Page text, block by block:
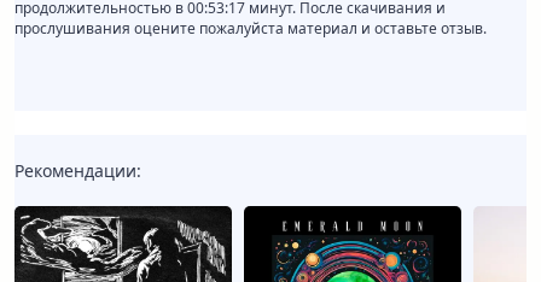
продолжительностью в 00:53:17 минут. После скачивания и
прослушивания оцените пожалуйста материал и оставьте отзыв.
Рекомендации: